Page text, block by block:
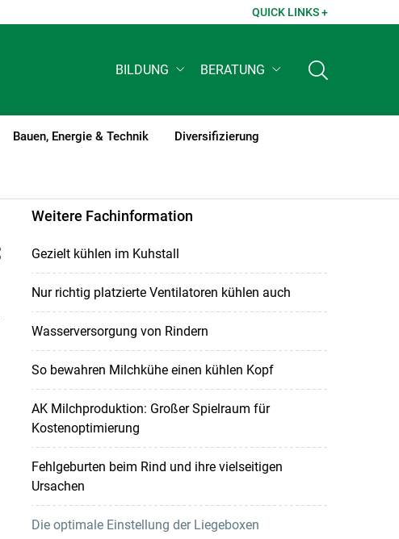
QUICK LINKS +
BILDUNG BERATUNG
Bauen, Energie & Technik Diversifizierung
Weitere Fachinformation
Gezielt kühlen im Kuhstall
Nur richtig platzierte Ventilatoren kühlen auch
Wasserversorgung von Rindern
So bewahren Milchkühe einen kühlen Kopf
AK Milchproduktion: Großer Spielraum für
Kostenoptimierung
Fehlgeburten beim Rind und ihre vielseitigen
Ursachen
Die optimale Einstellung der Liegeboxen